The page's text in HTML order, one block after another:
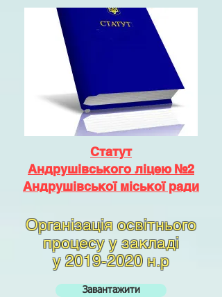
Статут
Андрушівського ліцею №2
Андрушівської міської ради
Організація освітнього
процесу у закладі
у2019-2020 н.р
Завантажити